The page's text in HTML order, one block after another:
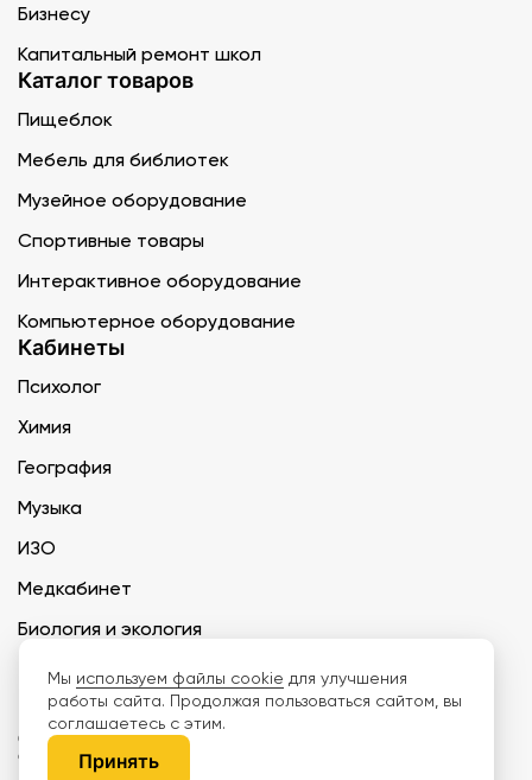
Бизнесу
Капитальный ремонт школ
Каталог товаров
Пищеблок
Мебель для библиотек
Музейное оборудование
Спортивные товары
Интерактивное оборудование
Компьютерное оборудование
Кабинеты
Психолог
Химия
География
Музыка
ИЗО
Медкабинет
Биология и экология
Технология
ООО «Дети наше будущее» ИНН 6671165273 ОГРН 1216600030250 КПП
667101001 БИК 046577674
Мы используем файлы cookie для улучшения
работы сайта. Продолжая пользоваться сайтом, вы
соглашаетесь с этим.
Принять